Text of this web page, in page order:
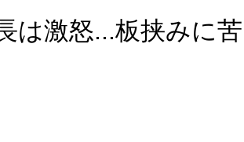
は激怒...板挟みに苦